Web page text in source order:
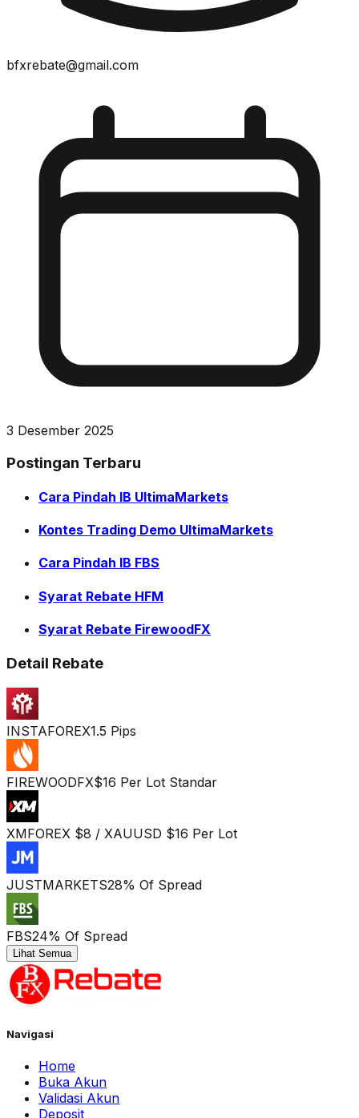
bfxrebate@gmail.com
3 Desember 2025
Postingan Terbaru
Cara Pindah IB UltimaMarkets
Kontes Trading Demo UltimaMarkets
Cara Pindah IB FBS
Syarat Rebate HFM
Syarat Rebate FirewoodFX
Detail Rebate
INSTAFOREX1.5 Pips
FIREWOODFX$16 Per Lot Standar
XMFOREX $8 / XAUUSD $16 Per Lot
JUSTMARKETS28% Of Spread
FBS24% Of Spread
Lihat Semua
Navigasi
Home
Buka Akun
Validasi Akun
Deposit